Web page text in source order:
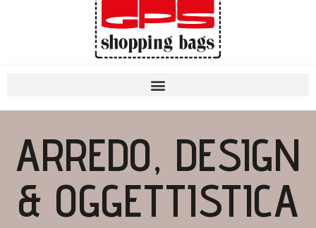
ARREDO, DESIGN
& OGGETTISTICA